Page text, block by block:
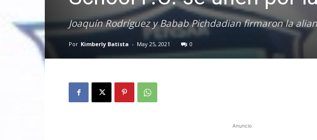
Joaquín Rodríguez y Babab Pichdadian firmaron la
Por Kimberly Batista - May 25, 2021 0
Anuncio